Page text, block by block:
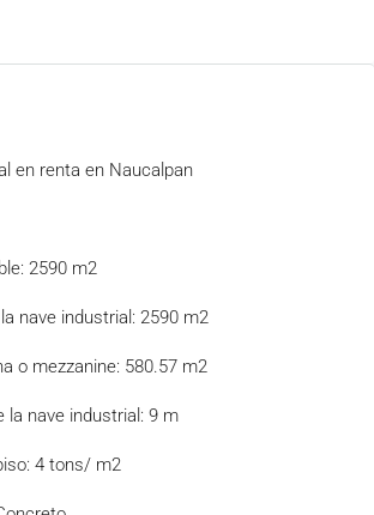
en renta en Naucalpan
2590 m2
nave industrial: 2590 m2
o mezzanine: 580.57 m2
la nave industrial: 9 m
4 tons/ m2